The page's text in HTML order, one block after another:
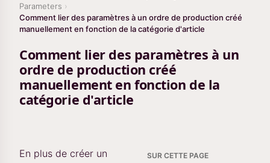
Parameters
Comment lier des paramètres à un ordre de production créé
manuellement en fonction de la catégorie d'article
Comment lier des paramètres à un
ordre de production créé
manuellement en fonction de la
catégorie d'article
En plus de créer un
SUR CETTE PAGE